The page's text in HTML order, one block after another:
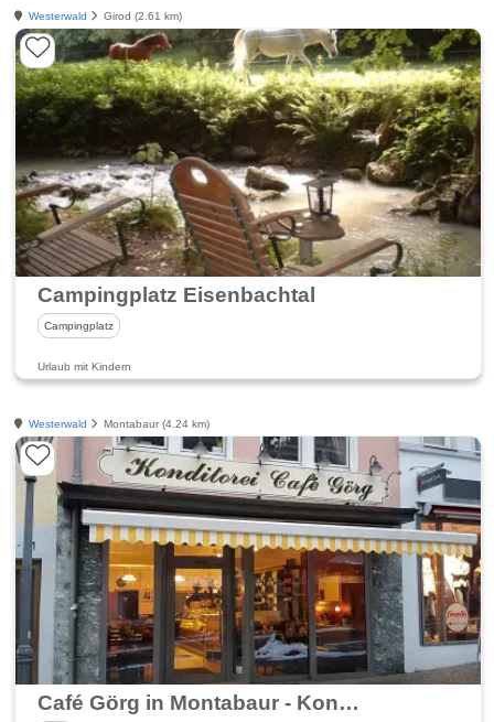
Westerwald Girod (2.61 km)
Campingplatz Eisenbachtal
Campingplatz
Urlaub mit Kindern
Westerwald Montabaur (4.24 km)
Café Görg in Montabaur - Konditorei & Confiserie